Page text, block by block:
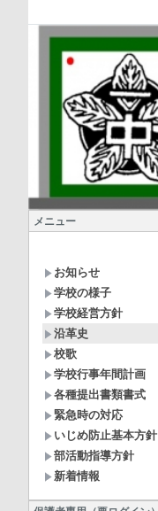
メニュー
お知らせ
学校の様子
学校経営方針
沿革史
校歌
学校行事年間計画
各種提出書類書式
緊急時の対応
いじめ防止基本方針
部活動指導方針
新着情報